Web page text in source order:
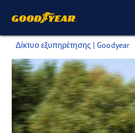
Δίκτυο εξυπηρέτησης | Goodyear